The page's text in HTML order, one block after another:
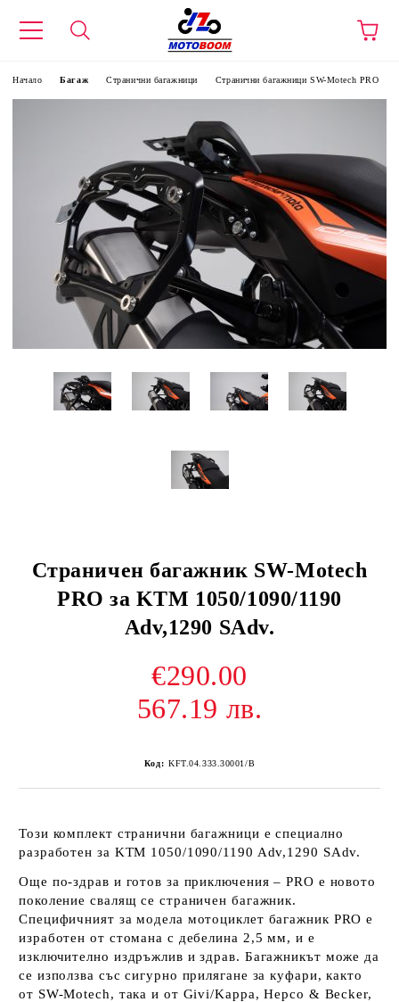
Начало Багаж Странични багажници Странични багажници SW-Motech PRO
Страничен багажник SW-Motech
PRO за KTM 1050/1090/1190
Adv,1290 SAdv.
€290.00
567.19 лв.
Код: KFT.04.333.30001/B
Този комплект странични багажници е специално
разработен за KTM 1050/1090/1190 Adv,1290 SAdv.
Още по-здрав и готов за приключения – PRO е новото
поколение свалящ се страничен багажник.
Специфичният за модела мотоциклет багажник PRO е
изработен от стомана с дебелина 2,5 мм, и е
изключително издръжлив и здрав. Багажникът може да
се използва със сигурно прилягане за куфари, както
от SW-Motech, така и от Givi/Kappa, Hepco & Becker,